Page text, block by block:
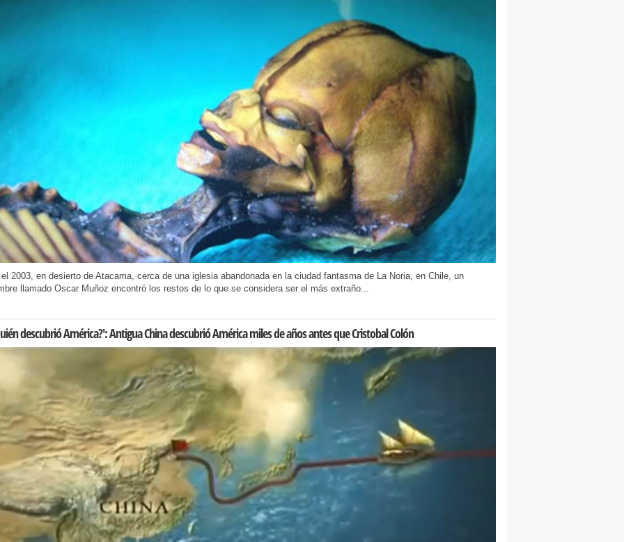
2003, en desierto de Atacama, cerca de una iglesia abandonada en la ciudad fantasma de La Noria, en Chile, un
llamado Oscar Muñoz encontró los restos de lo que se considera ser el más extraño...
descubrió América?': Antigua China descubrió América miles de años antes que Cristobal Colón